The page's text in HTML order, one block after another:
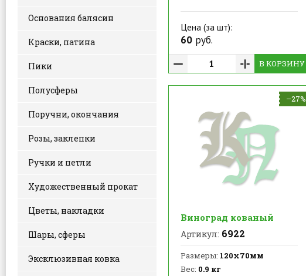
Основания балясин
Краски, патина
Пики
Полусферы
Поручни, окончания
Розы, заклепки
Ручки и петли
Художественный прокат
Цветы, накладки
Шары, сферы
Эксклюзивная ковка
Цена (за шт):
60 руб.
В КОРЗИНУ
–27%
Виноград кованый
Артикул: 6922
Размеры: 120х70мм
Вес: 0.9 кг